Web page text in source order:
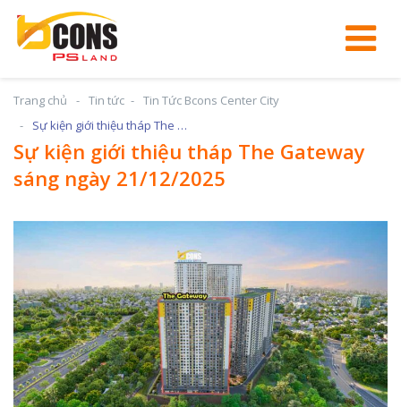
Trang chủ Tin tức
Tin Tức Bcons Center City
Sự kiện giới thiệu tháp The Gateway sáng ngày 21/12/2025
Sự kiện giới thiệu tháp The Gateway
sáng ngày 21/12/2025